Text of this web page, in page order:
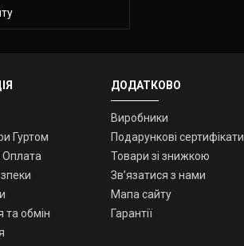
Гуртом
Оплата
та обмін
ДОДАТКОВО
Виробники
Подарункові сертифікати
Товари зі знижкою
Зв’язатися з нами
Мапа сайту
Гарантії